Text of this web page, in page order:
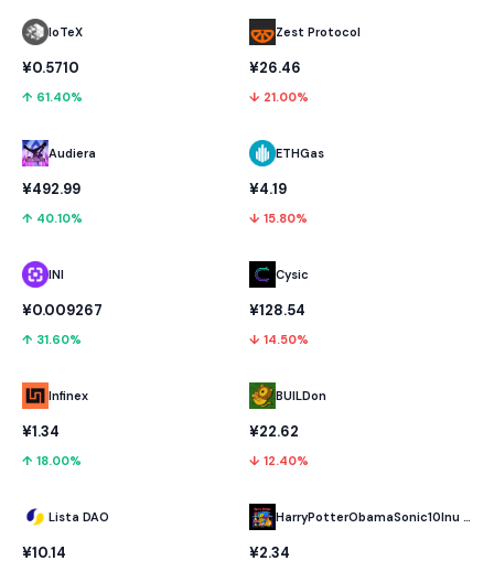
IoTeX
¥0.5710
↑ 61.40%
Audiera
¥492.99
↑ 40.10%
INI
¥0.009267
↑ 31.60%
Infinex
¥1.34
↑ 18.00%
Lista DAO
¥10.14
Zest Protocol
¥26.46
↓ 21.00%
ETHGas
¥4.19
↓ 15.80%
Cysic
¥128.54
↓ 14.50%
BUILDon
¥22.62
↓ 12.40%
HarryPotterObamaSonic10Inu (ETH)
¥2.34